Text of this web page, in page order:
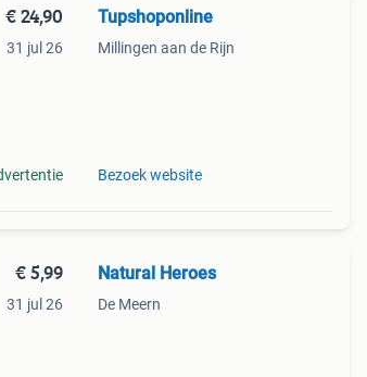
€ 24,90
31 jul 26
Tupshoponline
Millingen aan de Rijn
Bezoek website
€ 5,99
31 jul 26
Natural Heroes
De Meern